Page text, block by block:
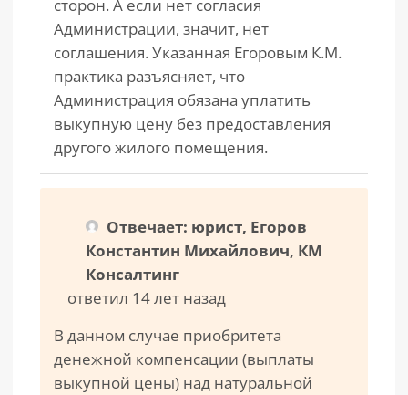
сторон. А если нет согласия
Администрации, значит, нет
соглашения. Указанная Егоровым К.М.
практика разъясняет, что
Администрация обязана уплатить
выкупную цену без предоставления
другого жилого помещения.
Отвечает: юрист, Егоров
Константин Михайлович, КМ
Консалтинг
ответил 14 лет назад
В данном случае приобритета
денежной компенсации (выплаты
выкупной цены) над натуральной